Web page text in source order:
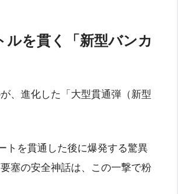
ルを貫く「新型バンカ
、進化した「大型貫通弾（新型
トを貫通した後に爆発する驚異
塞の安全神話は、この一撃で粉